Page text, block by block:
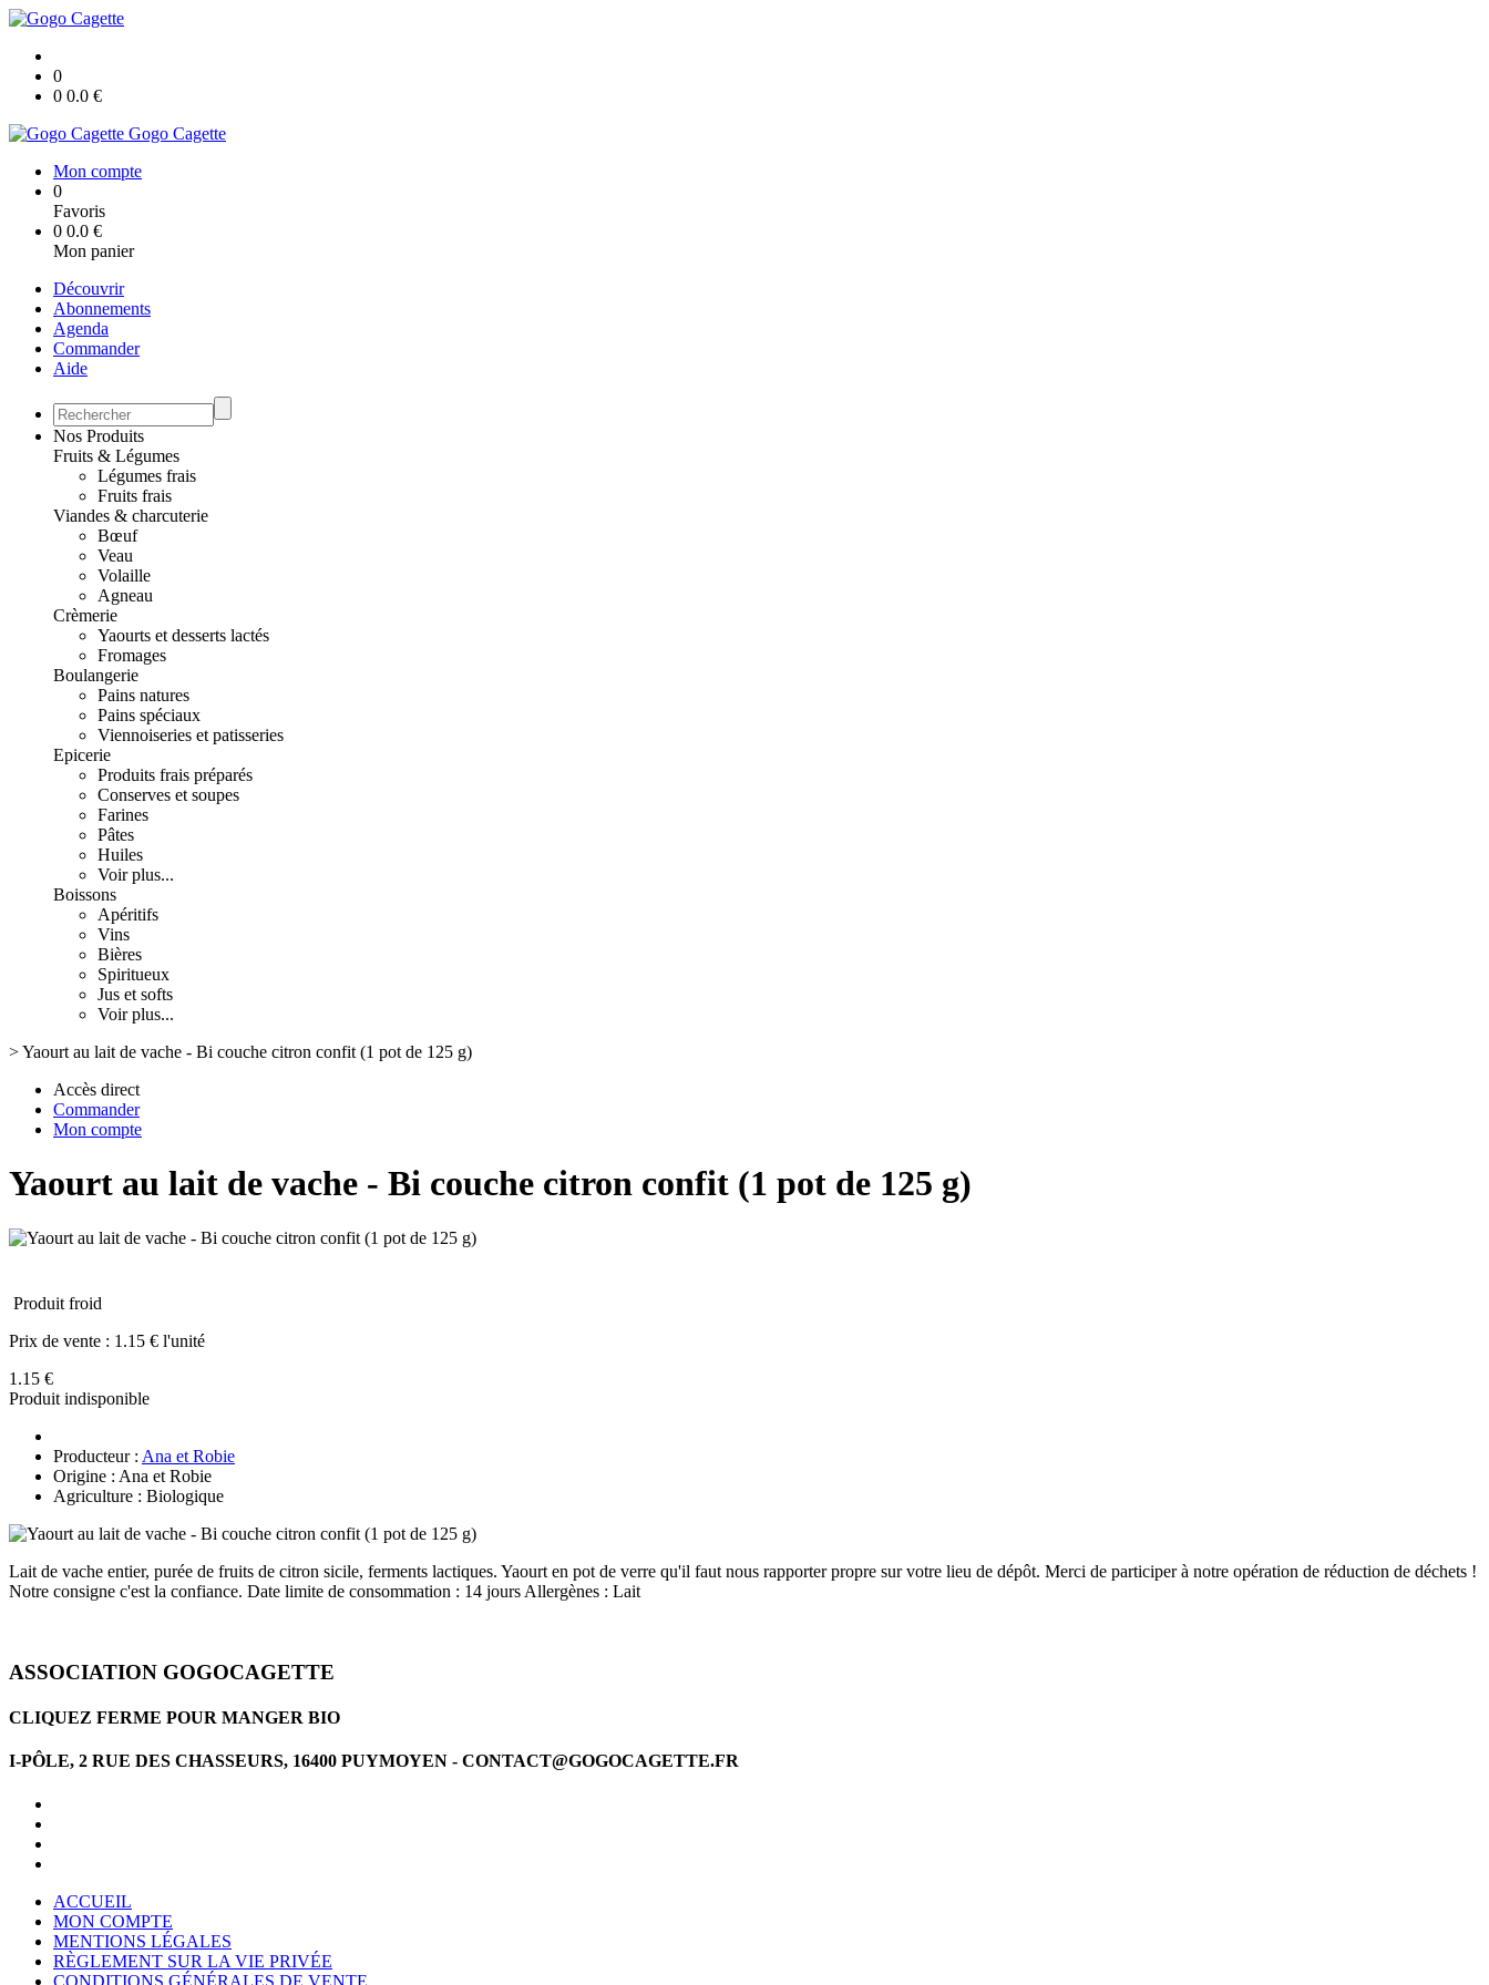
0
0 0.0 €
Gogo Cagette
Mon compte
0
Favoris
0 0.0 €
Mon panier
Découvrir
Abonnements
Agenda
Commander
Aide
Nos Produits
Fruits & Légumes
Légumes frais
Fruits frais
Viandes & charcuterie
Bœuf
Veau
Volaille
Agneau
Crèmerie
Yaourts et desserts lactés
Fromages
Boulangerie
Pains natures
Pains spéciaux
Viennoiseries et patisseries
Epicerie
Produits frais préparés
Conserves et soupes
Farines
Pâtes
Huiles
Voir plus...
Boissons
Apéritifs
Vins
Bières
Spiritueux
Jus et softs
Voir plus...
>Yaourt au lait de vache - Bi couche citron confit (1 pot de 125 g)
Accès direct
Commander
Mon compte
Yaourt au lait de vache - Bi couche citron confit (1 pot de 125 g)
Produit froid
Prix de vente : 1.15 € l'unité
1.15 €
Produit indisponible
Producteur : Ana et Robie
Origine : Ana et Robie
Agriculture : Biologique
Lait de vache entier, purée de fruits de citron sicile, ferments lactiques. Yaourt en pot de verre qu'il faut nous rapporter propre sur votre lieu de dépôt. Merci de participer à notre opération de réduction de déchets !
Notre consigne c'est la confiance. Date limite de consommation : 14 jours Allergènes : Lait
ASSOCIATION GOGOCAGETTE
CLIQUEZ FERME POUR MANGER BIO
I-PÔLE, 2 RUE DES CHASSEURS, 16400 PUYMOYEN - CONTACT@GOGOCAGETTE.FR
ACCUEIL
MON COMPTE
MENTIONS LÉGALES
RÈGLEMENT SUR LA VIE PRIVÉE